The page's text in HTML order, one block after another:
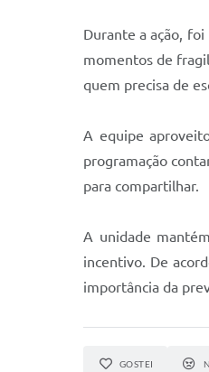
Durante a ação,
momentos de
quem precisa de
A equipe
programação
para compartilhar.
A unidade
incentivo. De
importância da
GOSTEI